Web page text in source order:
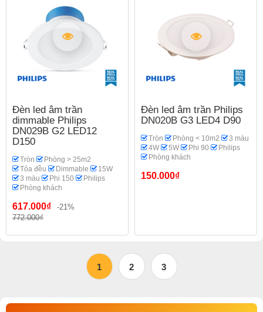
Đèn led âm trần
dimmable Philips
DN029B G2 LED12
D150
Tròn
Phòng > 25m2
Tỏa đều
Dimmable
15W
3 màu
Phi 150
Philips
Phòng khách
617.000₫
-21%
772.000₫
Đèn led âm trần Philips
DN020B G3 LED4 D90
Tròn Phòng < 10m2
3 màu
4W
5W Phi 90
Philips
Phòng khách
150.000₫
1 2 3